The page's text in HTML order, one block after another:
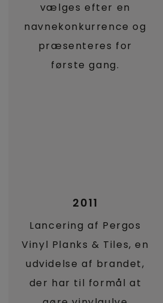
vælges efter en
navnekonkurrence og
præsenteres for
første gang.
2011
Lancering af Pergos
Vinyl Planks & Tiles, en
udvidelse af brandet,
der har til formål at